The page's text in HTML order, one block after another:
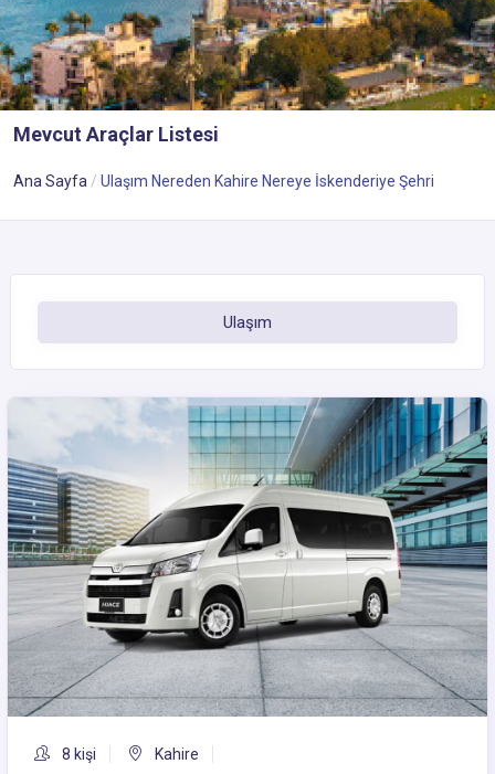
Mevcut Araçlar Listesi
Ana Sayfa Ulaşım Nereden Kahire Nereye İskenderiye Şehri
Ulaşım
8 kişi Kahire